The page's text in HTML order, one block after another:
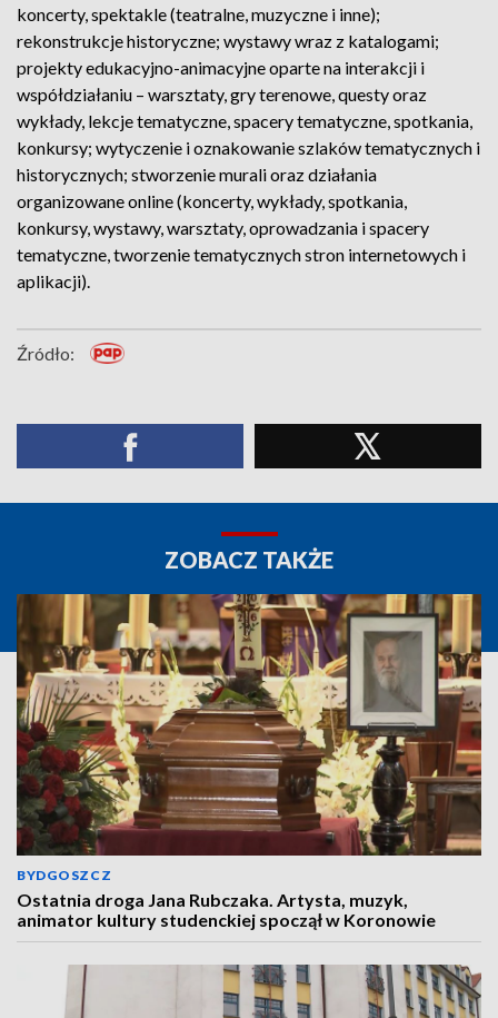
koncerty, spektakle (teatralne, muzyczne i inne);
rekonstrukcje historyczne; wystawy wraz z katalogami;
projekty edukacyjno-animacyjne oparte na interakcji i
współdziałaniu – warsztaty, gry terenowe, questy oraz
wykłady, lekcje tematyczne, spacery tematyczne, spotkania,
konkursy; wytyczenie i oznakowanie szlaków tematycznych i
historycznych; stworzenie murali oraz działania
organizowane online (koncerty, wykłady, spotkania,
konkursy, wystawy, warsztaty, oprowadzania i spacery
tematyczne, tworzenie tematycznych stron internetowych i
aplikacji).
Źródło:
ZOBACZ TAKŻE
BYDGOSZCZ
Ostatnia droga Jana Rubczaka. Artysta, muzyk,
animator kultury studenckiej spoczął w Koronowie